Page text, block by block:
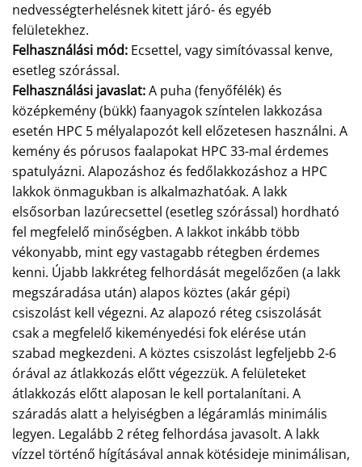
nedvességterhelésnek kitett járó- és egyéb
felületekhez.
Felhasználási mód: Ecsettel, vagy simítóvassal kenve,
esetleg szórással.
Felhasználási javaslat:A puha (fenyőfélék) és
középkemény (bükk) faanyagok színtelen lakkozása
esetén HPC 5 mélyalapozót kell előzetesen használni. A
kemény és pórusos faalapokat HPC 33-mal érdemes
spatulyázni. Alapozáshoz és fedőlakkozáshoz a HPC
lakkok önmagukban is alkalmazhatóak. A lakk
elsősorban lazúrecsettel (esetleg szórással) hordható
fel megfelelő minőségben. A lakkot inkább több
vékonyabb, mint egy vastagabb rétegben érdemes
kenni. Újabb lakkréteg felhordását megelőzően (a lakk
megszáradása után) alapos köztes (akár gépi)
csiszolást kell végezni. Az alapozó réteg csiszolását
csak a megfelelő kikeményedési fok elérése után
szabad megkezdeni. A köztes csiszolást legfeljebb 2-6
órával az átlakkozás előtt végezzük. A felületeket
átlakkozás előtt alaposan le kell portalanítani. A
száradás alatt a helyiségben a légáramlás minimális
legyen. Legalább 2 réteg felhordása javasolt. A lakk
vízzel történő hígításával annak kötésideje minimálisan,